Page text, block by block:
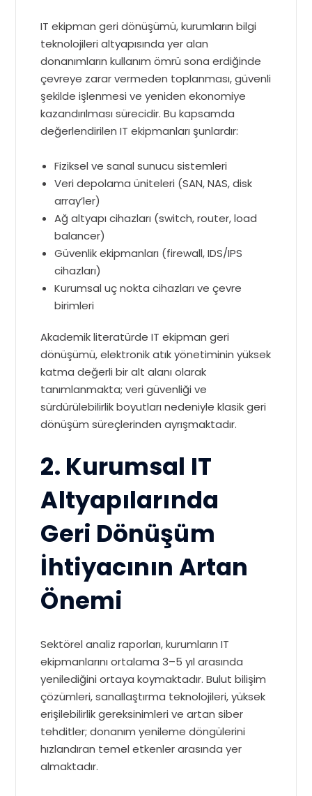
IT ekipman geri dönüşümü, kurumların bilgi
teknolojileri altyapısında yer alan
donanımların kullanım ömrü sona erdiğinde
çevreye zarar vermeden toplanması, güvenli
şekilde işlenmesi ve yeniden ekonomiye
kazandırılması sürecidir. Bu kapsamda
değerlendirilen IT ekipmanları şunlardır:
Fiziksel ve sanal sunucu sistemleri
Veri depolama üniteleri (SAN, NAS, disk
array’ler)
Ağ altyapı cihazları (switch, router, load
balancer)
Güvenlik ekipmanları (firewall, IDS/IPS
cihazları)
Kurumsal uç nokta cihazları ve çevre
birimleri
Akademik literatürde IT ekipman geri
dönüşümü, elektronik atık yönetiminin yüksek
katma değerli bir alt alanı olarak
tanımlanmakta; veri güvenliği ve
sürdürülebilirlik boyutları nedeniyle klasik geri
dönüşüm süreçlerinden ayrışmaktadır.
2. Kurumsal IT
Altyapılarında
Geri Dönüşüm
İhtiyacının Artan
Önemi
Sektörel analiz raporları, kurumların IT
ekipmanlarını ortalama 3–5 yıl arasında
yenilediğini ortaya koymaktadır. Bulut bilişim
çözümleri, sanallaştırma teknolojileri, yüksek
erişilebilirlik gereksinimleri ve artan siber
tehditler; donanım yenileme döngülerini
hızlandıran temel etkenler arasında yer
almaktadır.